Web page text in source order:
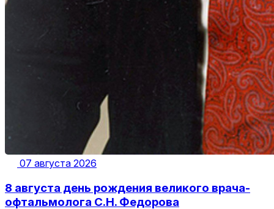
07 августа 2026
8 августа день рождения великого врача-
офтальмолога С.Н. Федорова